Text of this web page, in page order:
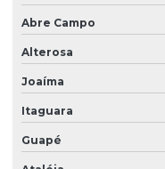
Abre Campo
Alterosa
Joaíma
Itaguara
Guapé